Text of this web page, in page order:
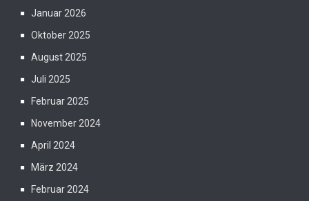
Januar 2026
Oktober 2025
August 2025
Juli 2025
Februar 2025
November 2024
April 2024
März 2024
Februar 2024